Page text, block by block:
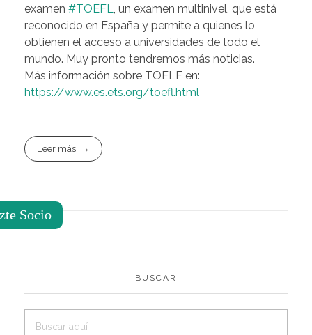
examen #TOEFL, un examen multinivel, que está
reconocido en España y permite a quienes lo
obtienen el acceso a universidades de todo el
mundo. Muy pronto tendremos más noticias.
Más información sobre TOELF en:
https://www.es.ets.org/toefl.html
Leer más
BUSCAR
Socio